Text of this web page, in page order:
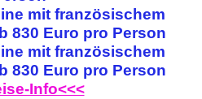
mit französischem
830 Euro pro Person
mit französischem
830 Euro pro Person
Info<<<